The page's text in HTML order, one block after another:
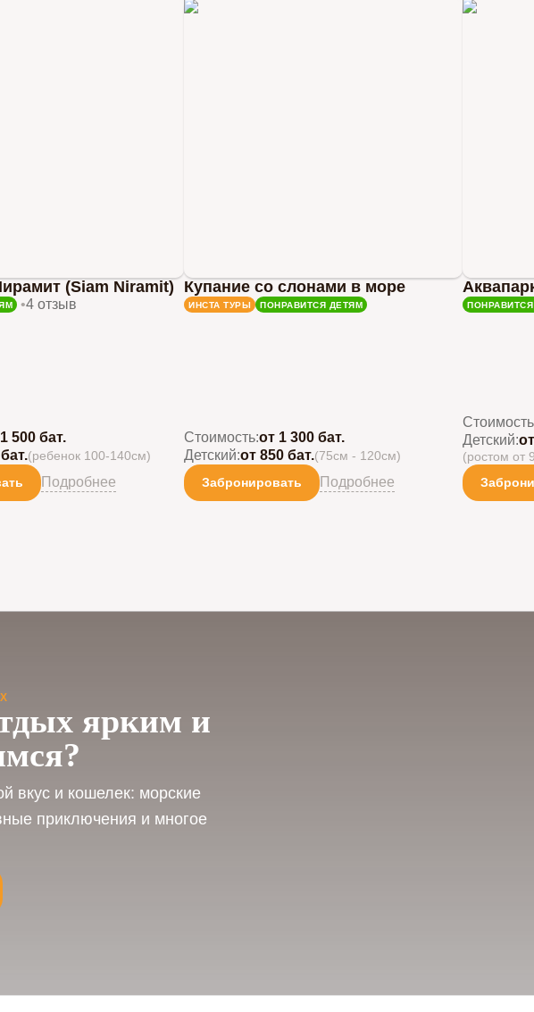
(Siam Niramit)
•4 отзыв
500 бат.
(ребенок 100-140см)
Подробнее
Купание со слонами в море
ИНСТА ТУРЫ ПОНРАВИТСЯ ДЕТЯМ
Стоимость:от 1 300 бат.
Детский:от 850 бат.(75см - 120см)
Забронировать
Подробнее
Детский:
(ростом от
ярким и
вкус и кошелек: морские
приключения и многое